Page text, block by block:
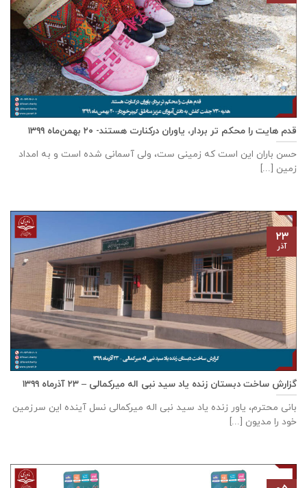
قدم هایت را محکم تر بردار، یاوران درکنارت هستند- ۲۰ بهمن‌ماه ۱۳۹۹
حسن باران این است که زمینی ست، ولی آسمانی شده است و به امداد
زمین [...]
گزارش ساخت دبستان زنده ياد سيد نبی اله ميركمالی – ۲۳ آذر‌ماه ۱۳۹۹
بانی محترم، یاور زنده ياد سيد نبی اله ميركمالی نسل آینده این سرزمین
خود را مدیون [...]
۲۳
آذر